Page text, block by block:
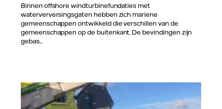
Binnen offshore windturbinefundaties met
waterverversingsgaten hebben zich mariene
gemeenschappen ontwikkeld die verschillen van de
gemeenschappen op de buitenkant. De bevindingen zijn
gebas...